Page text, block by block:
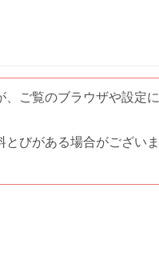
ご覧のブラウザや設定に
びがある場合がございま